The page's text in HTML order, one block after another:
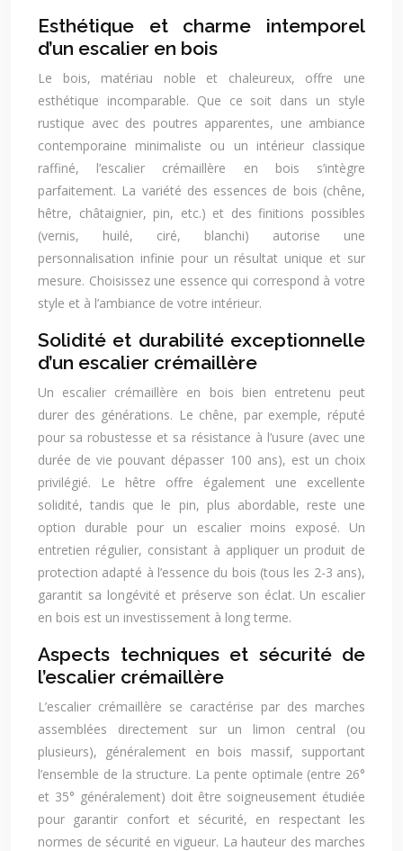
Esthétique et charme intemporel
d’un escalier en bois
Le bois, matériau noble et chaleureux, offre une
esthétique incomparable. Que ce soit dans un style
rustique avec des poutres apparentes, une ambiance
contemporaine minimaliste ou un intérieur classique
raffiné, l’escalier crémaillère en bois s’intègre
parfaitement. La variété des essences de bois (chêne,
hêtre, châtaignier, pin, etc.) et des finitions possibles
(vernis, huilé, ciré, blanchi) autorise une
personnalisation infinie pour un résultat unique et sur
mesure. Choisissez une essence qui correspond à votre
style et à l’ambiance de votre intérieur.
Solidité et durabilité exceptionnelle
d’un escalier crémaillère
Un escalier crémaillère en bois bien entretenu peut
durer des générations. Le chêne, par exemple, réputé
pour sa robustesse et sa résistance à l’usure (avec une
durée de vie pouvant dépasser 100 ans), est un choix
privilégié. Le hêtre offre également une excellente
solidité, tandis que le pin, plus abordable, reste une
option durable pour un escalier moins exposé. Un
entretien régulier, consistant à appliquer un produit de
protection adapté à l’essence du bois (tous les 2-3 ans),
garantit sa longévité et préserve son éclat. Un escalier
en bois est un investissement à long terme.
Aspects techniques et sécurité de
l’escalier crémaillère
L’escalier crémaillère se caractérise par des marches
assemblées directement sur un limon central (ou
plusieurs), généralement en bois massif, supportant
l’ensemble de la structure. La pente optimale (entre 26°
et 35° généralement) doit être soigneusement étudiée
pour garantir confort et sécurité, en respectant les
normes de sécurité en vigueur. La hauteur des marches